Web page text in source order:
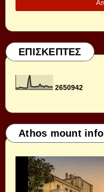
ΕΠΙΣΚΕΠΤΕΣ
2650942
Athos mount info